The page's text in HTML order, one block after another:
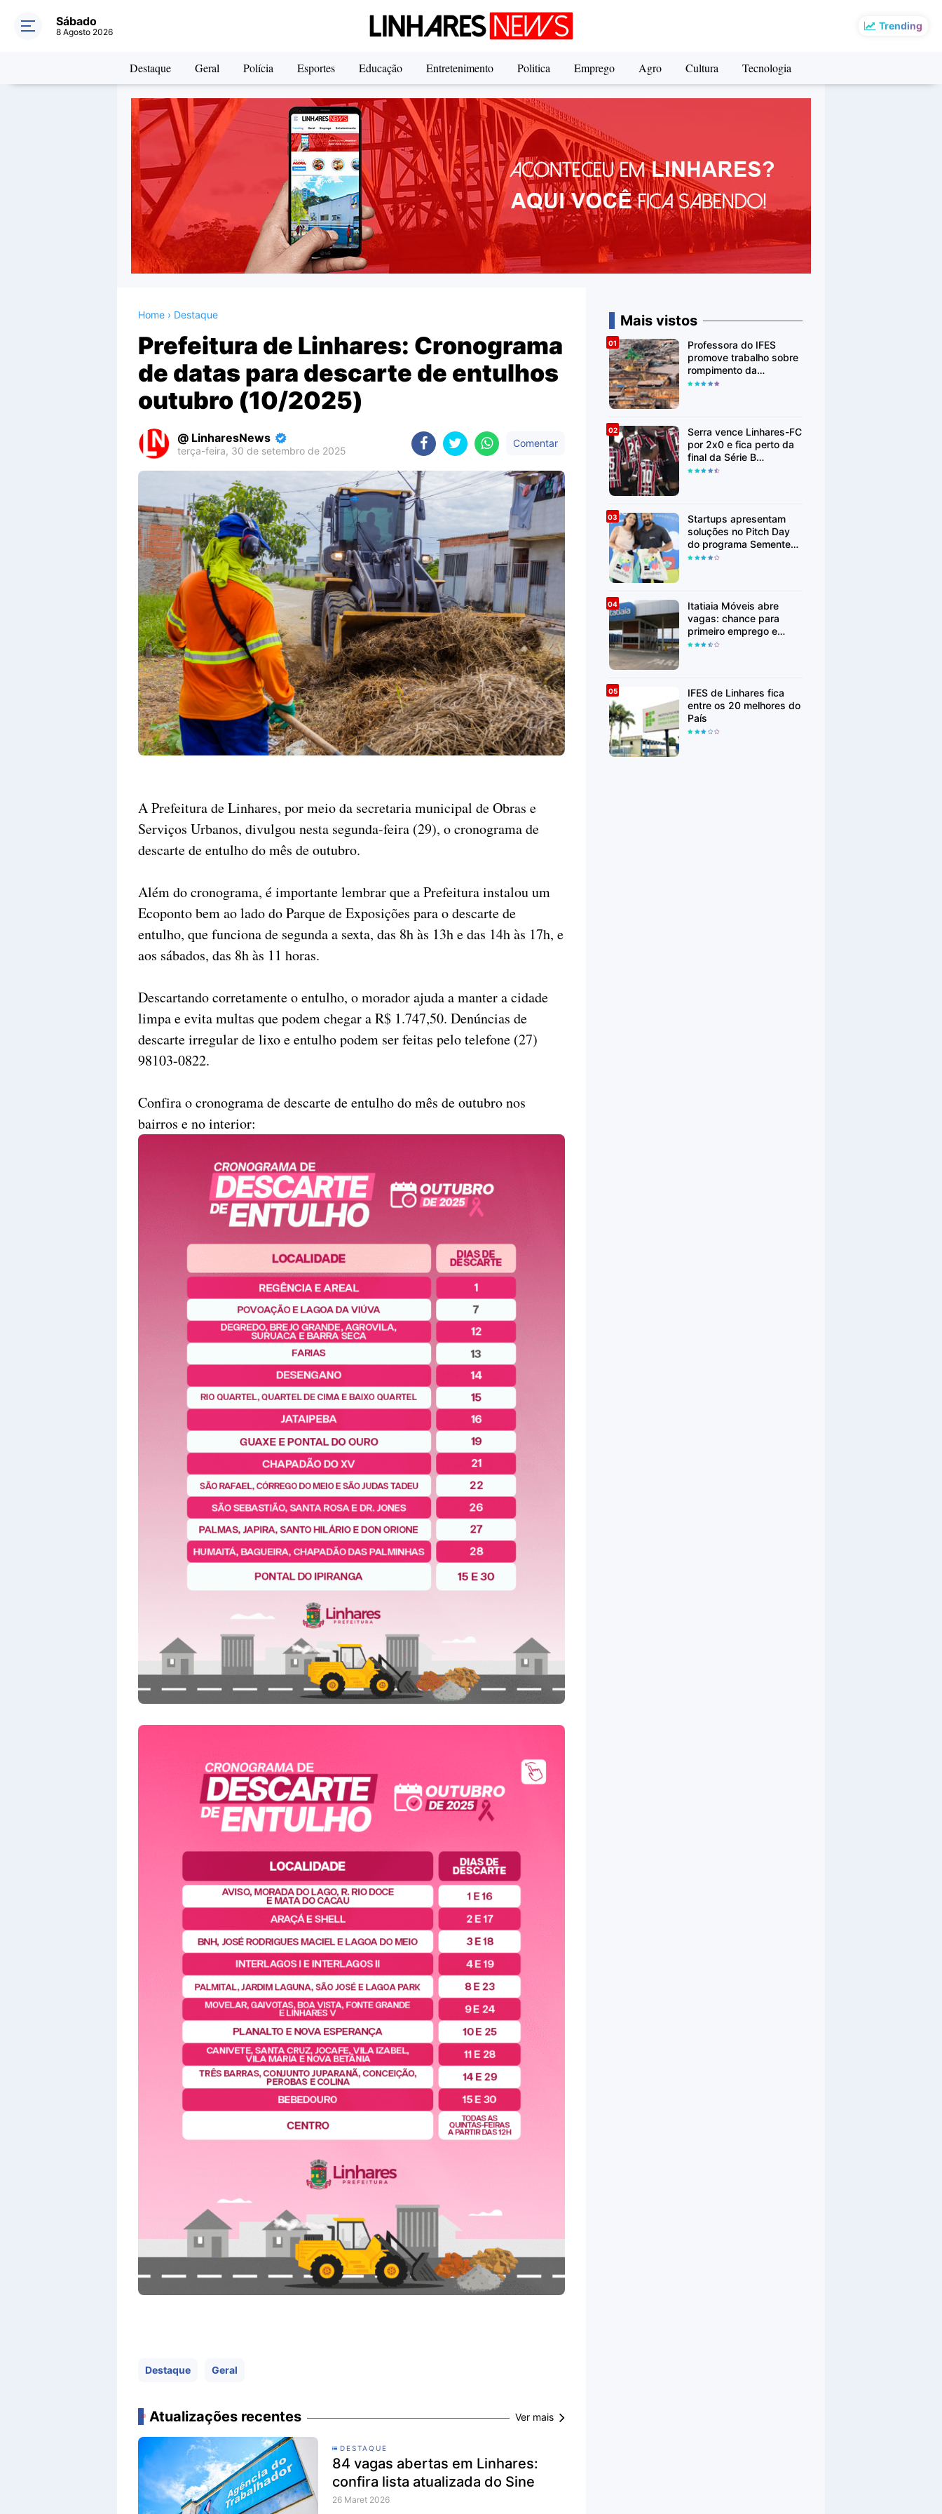
Trending
Sábado
8 Agosto 2026
Destaque Geral Polícia Esportes Educação Entretenimento Politica Emprego Agro Cultura Tecnologia
Home › Destaque
Prefeitura de Linhares: Cronograma
de datas para descarte de entulhos
outubro (10/2025)
LinharesNews
terça-feira, 30 de setembro de 2025
Comentar
Premium
Raushan
Design
With
Shroff
Templates
A Prefeitura de Linhares, por meio da secretaria municipal de Obras e
Serviços Urbanos, divulgou nesta segunda-feira (29), o cronograma de
descarte de entulho do mês de outubro.
Além do cronograma, é importante lembrar que a Prefeitura instalou um
Ecoponto bem ao lado do Parque de Exposições para o descarte de
entulho, que funciona de segunda a sexta, das 8h às 13h e das 14h às 17h, e
aos sábados, das 8h às 11 horas.
Descartando corretamente o entulho, o morador ajuda a manter a cidade
limpa e evita multas que podem chegar a R$ 1.747,50. Denúncias de
descarte irregular de lixo e entulho podem ser feitas pelo telefone (27)
98103-0822.
Confira o cronograma de descarte de entulho do mês de outubro nos
bairros e no interior:
Destaque Geral
Atualizações recentes Ver mais
DESTAQUE
84 vagas abertas em Linhares:
confira lista atualizada do Sine
26 Maret 2026
Mais vistos
Professora do IFES
promove trabalho sobre
rompimento da
Barragem de Fundão em
Serra vence Linhares-FC
por 2x0 e fica perto da
final da Série B
Capixaba
Startups apresentam
soluções no Pitch Day
do programa Sementes
em Linhares
Itatiaia Móveis abre
vagas: chance para
primeiro emprego e
realocação
IFES de Linhares fica
entre os 20 melhores do
País